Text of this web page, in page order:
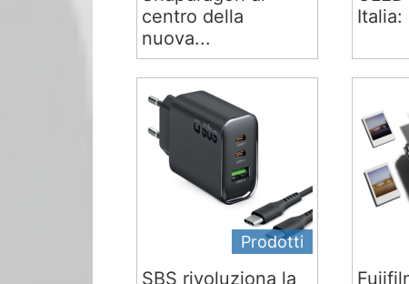
centro della
nuova...
Italia:
Prodotti
SBS rivoluziona la